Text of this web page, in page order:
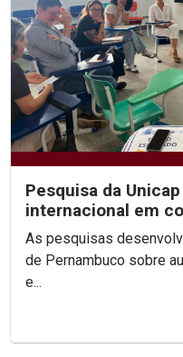
Pesquisa da
internacional em
México
As pesquisas
de Pernambuco sobre
e...